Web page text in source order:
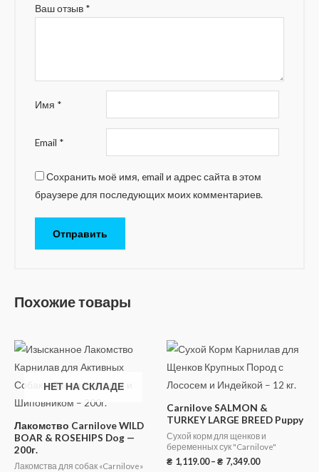
Ваш отзыв *
Имя *
Email *
Сохранить моё имя, email и адрес сайта в этом
браузере для последующих моих комментариев.
Похожие товары
НЕТ НА СКЛАДЕ
Лакомство Carnilove WILD
BOAR & ROSEHIPS Dog —
200г.
Лакомства для собак «Carnilove»
Carnilove SALMON &
TURKEY LARGE BREED Puppy
Сухой корм для щенков и
беременных сук "Carnilove"
₴ 1,119.00– ₴ 7,349.00